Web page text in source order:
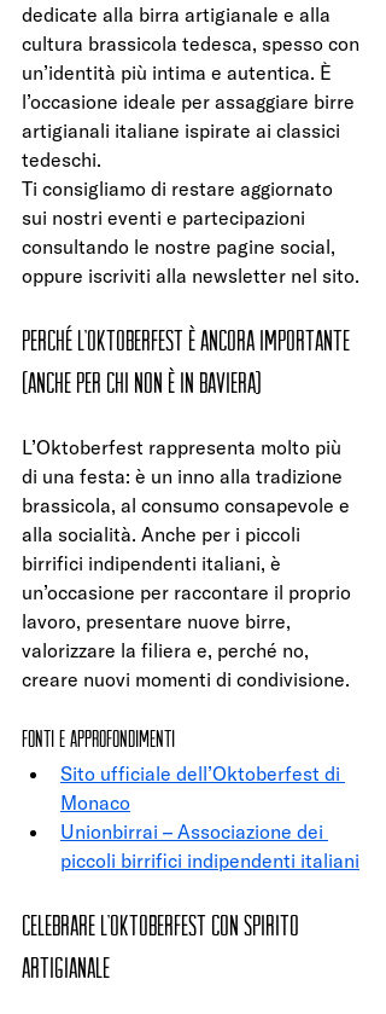
dedicate alla birra artigianale e alla
cultura brassicola tedesca, spesso con
un’identità più intima e autentica. È
l’occasione ideale per assaggiare birre
artigianali italiane ispirate ai classici
tedeschi.
Ti consigliamo di restare aggiornato
sui nostri eventi e partecipazioni
consultando le nostre pagine social,
oppure iscriviti alla newsletter nel sito.
Perché l’Oktoberfest è ancora importante
(anche per chi non è in Baviera)
L’Oktoberfest rappresenta molto più
di una festa: è un inno alla tradizione
brassicola, al consumo consapevole e
alla socialità. Anche per i piccoli
birrifici indipendenti italiani, è
un’occasione per raccontare il proprio
lavoro, presentare nuove birre,
valorizzare la filiera e, perché no,
creare nuovi momenti di condivisione.
Fonti e approfondimenti
Sito ufficiale dell’Oktoberfest di
Monaco
Unionbirrai – Associazione dei
piccoli birrifici indipendenti italiani
celebrare l’Oktoberfest con spirito
artigianale